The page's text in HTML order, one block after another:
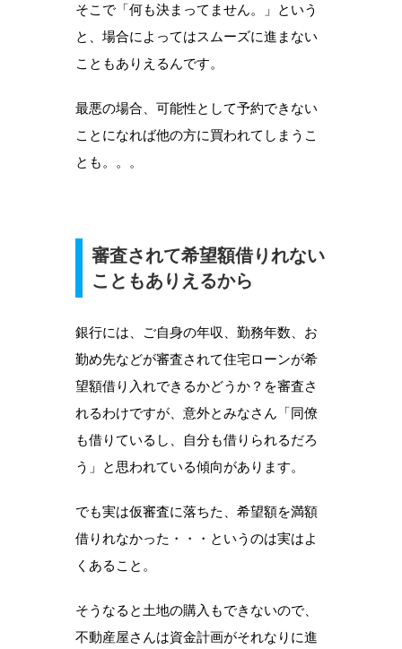
そこで「何も決まってません。」という
と、場合によってはスムーズに進まない
こともありえるんです。
最悪の場合、可能性として予約できない
ことになれば他の方に買われてしまうこ
とも。。。
審査されて希望額借りれない
こともありえるから
銀行には、ご自身の年収、勤務年数、お
勤め先などが審査されて住宅ローンが希
望額借り入れできるかどうか？を審査さ
れるわけですが、意外とみなさん「同僚
も借りているし、自分も借りられるだろ
う」と思われている傾向があります。
でも実は仮審査に落ちた、希望額を満額
借りれなかった・・・というのは実はよ
くあること。
そうなると土地の購入もできないので、
不動産屋さんは資金計画がそれなりに進